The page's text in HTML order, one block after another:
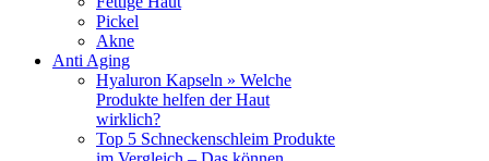
Pickel
Akne
Anti Aging
Hyaluron Kapseln » Welche
Produkte helfen der Haut
wirklich?
Top 5 Schneckenschleim Produkte